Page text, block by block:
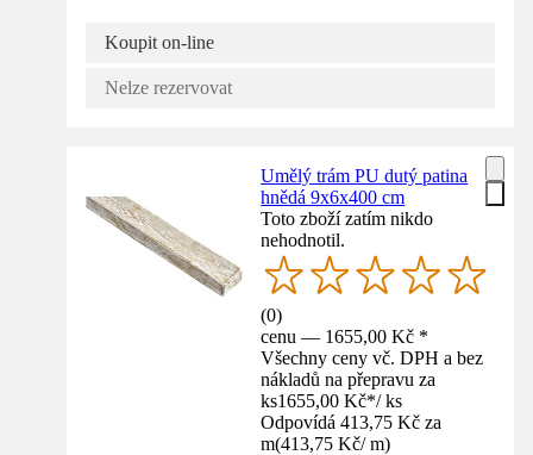
Koupit on-line
Nelze rezervovat
Umělý trám PU dutý patina
hnědá 9x6x400 cm
Toto zboží zatím nikdo
nehodnotil.
(0)
cenu — 1655,00 Kč *
Všechny ceny vč. DPH a bez
nákladů na přepravu za
ks1655,00 Kč*/ ks
Odpovídá 413,75 Kč za
m(413,75 Kč/ m)